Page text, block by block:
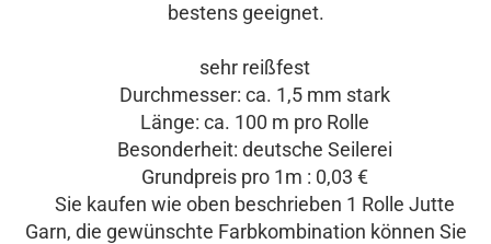
bestens geeignet.
sehr reißfest
Durchmesser: ca. 1,5 mm stark
Länge: ca. 100 m pro Rolle
Besonderheit: deutsche Seilerei
Grundpreis pro 1m : 0,03 €
Sie kaufen wie oben beschrieben 1 Rolle Jutte
Garn, die gewünschte Farbkombination können Sie